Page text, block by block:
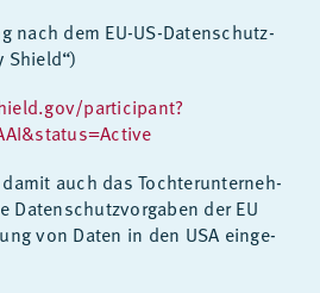
nach dem EU-US-Da­ten­schutz­
Shield“)
participant?
auch das Toch­ter­un­ter­neh­
Da­ten­schutz­vor­ga­ben der EU
von Da­ten in den USA ein­ge­